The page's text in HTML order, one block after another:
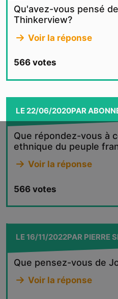
Qu'avez-vous pensé
Thinkerview?
Voir la réponse
566 votes
LE 22/06/2020PAR
Que répondez-vous à
ethnique du peuple
Voir la réponse
566 votes
LE16/11/2022PAR PIERRE
Que pensez-vous de
Voir la réponse